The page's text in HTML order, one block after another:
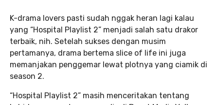
K-drama lovers pasti sudah nggak heran lagi kalau
yang “Hospital Playlist 2” menjadi salah satu drakor
terbaik, nih. Setelah sukses dengan musim
pertamanya, drama bertema slice of life ini juga
memanjakan penggemar lewat plotnya yang ciamik di
season 2.
“Hospital Playlist 2” masih menceritakan tentang